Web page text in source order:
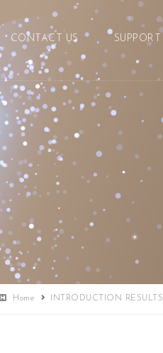
CONTACT US SUPPORT
Home INTRODUCTION RESULTS